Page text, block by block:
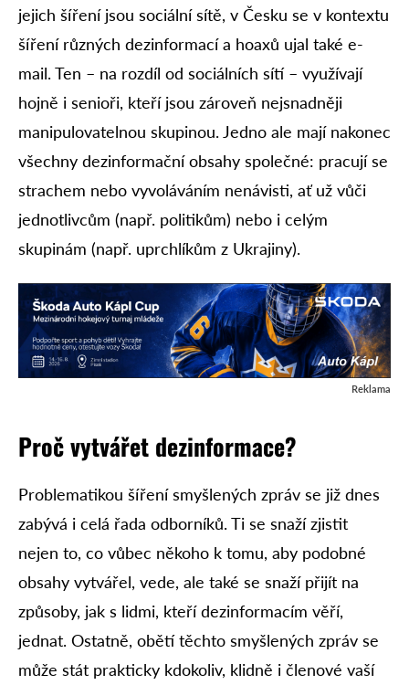
jejich šíření jsou sociální sítě, v Česku se v kontextu
šíření různých dezinformací a hoaxů ujal také e-
mail. Ten – na rozdíl od sociálních sítí – využívají
hojně i senioři, kteří jsou zároveň nejsnadněji
manipulovatelnou skupinou. Jedno ale mají nakonec
všechny dezinformační obsahy společné: pracují se
strachem nebo vyvoláváním nenávisti, ať už vůči
jednotlivcům (např. politikům) nebo i celým
skupinám (např. uprchlíkům z Ukrajiny).
Reklama
Proč vytvářet dezinformace?
Problematikou šíření smyšlených zpráv se již dnes
zabývá i celá řada odborníků. Ti se snaží zjistit
nejen to, co vůbec někoho k tomu, aby podobné
obsahy vytvářel, vede, ale také se snaží přijít na
způsoby, jak s lidmi, kteří dezinformacím věří,
jednat. Ostatně, obětí těchto smyšlených zpráv se
může stát prakticky kdokoliv, klidně i členové vaší